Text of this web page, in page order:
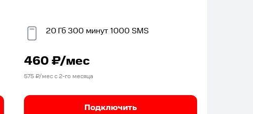
20 Гб300 минут1000 SMS
460₽/мес
575₽/мес с2-го месяца
Подключить